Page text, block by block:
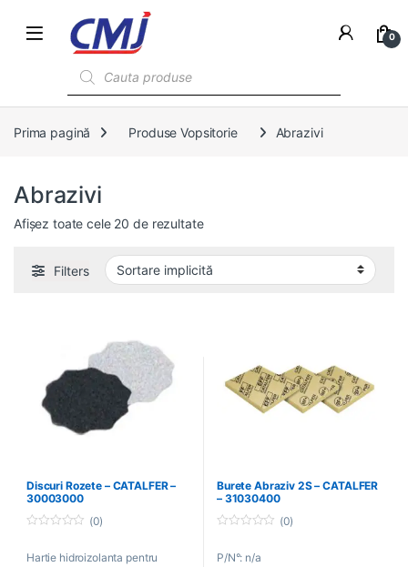
0
Prima pagină Produse Vopsitorie Abrazivi
Abrazivi
Afișez toate cele 20 de rezultate
Filters
Discuri Rozete – CATALFER –
30003000
u
(0)
Hartie hidroizolanta pentru
Burete Abraziv 2S – CATALFER
– 31030400
u
(0)
P/N°: n/a